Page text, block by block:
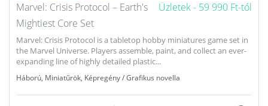
Üzletek - 59 990 Ft-tól
Marvel: Crisis Protocol – Earth's
Mightiest Core Set
Marvel: Crisis Protocol is a tabletop hobby miniatures game set in
the Marvel Universe. Players assemble, paint, and collect an ever-
expanding line of highly detailed plastic...
Háború, Miniatűrök, Képregény / Grafikus novella